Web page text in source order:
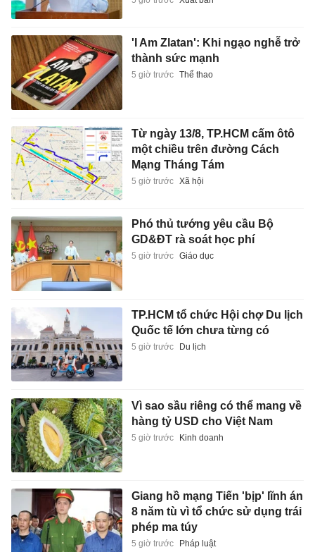
'I Am Zlatan': Khi ngạo nghễ trở
thành sức mạnh
5 giờ trước Thể thao
Từ ngày 13/8, TP.HCM cấm ôtô
một chiều trên đường Cách
Mạng Tháng Tám
5 giờ trước Xã hội
Phó thủ tướng yêu cầu Bộ
GD&ĐT rà soát học phí
5 giờ trước Giáo dục
TP.HCM tổ chức Hội chợ Du lịch
Quốc tế lớn chưa từng có
5 giờ trước Du lịch
Vì sao sầu riêng có thể mang về
hàng tỷ USD cho Việt Nam
5 giờ trước Kinh doanh
Giang hồ mạng Tiến 'bịp' lĩnh án
8 năm tù vì tổ chức sử dụng trái
phép ma túy
5 giờ trước Pháp luật